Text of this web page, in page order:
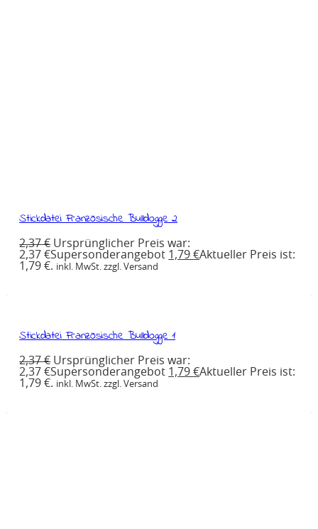
Stickdatei Französische Bulldogge 2
2,37€ Ursprünglicher Preis war:
2,37 €Supersonderangebot 1,79€Aktueller Preis ist:
1,79 €. inkl. MwSt. zzgl. Versand
Stickdatei Französische Bulldogge 1
2,37€ Ursprünglicher Preis war:
2,37 €Supersonderangebot 1,79€Aktueller Preis ist:
1,79 €. inkl. MwSt. zzgl. Versand